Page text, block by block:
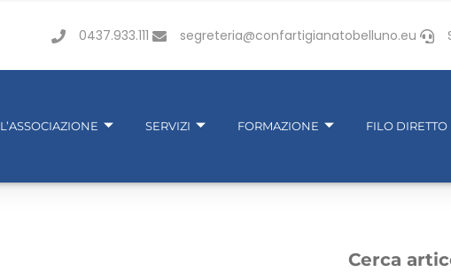
0437.933.111 segreteria@confartigianatobelluno.eu
L’ASSOCIAZIONE SERVIZI FORMAZIONE FILO DIRETTO
Cerca